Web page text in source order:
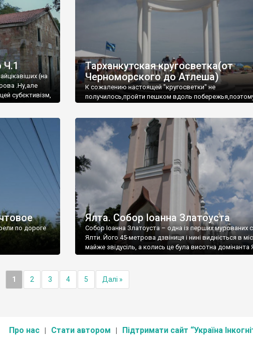
Ч.1
(на
.Ну,але
субєктивізм,
Тарханкутская кругосветка(от
Черноморского до Атлеша)
К сожалению настоящей "кругосветки" не
получилось,пройти пешком вдоль
по дороге
Ялта. Собор Іоанна Златоуста
Собор Іоанна Златоуста – одна із перших мурованих
Ялти. Його 45-метрова дзвіниця і нині видніється в
майже звідусіль, а колись це була висотна домінанта
1 2 3 4 5 Далі »
Про нас Стати автором Підтримати сайт “Україна